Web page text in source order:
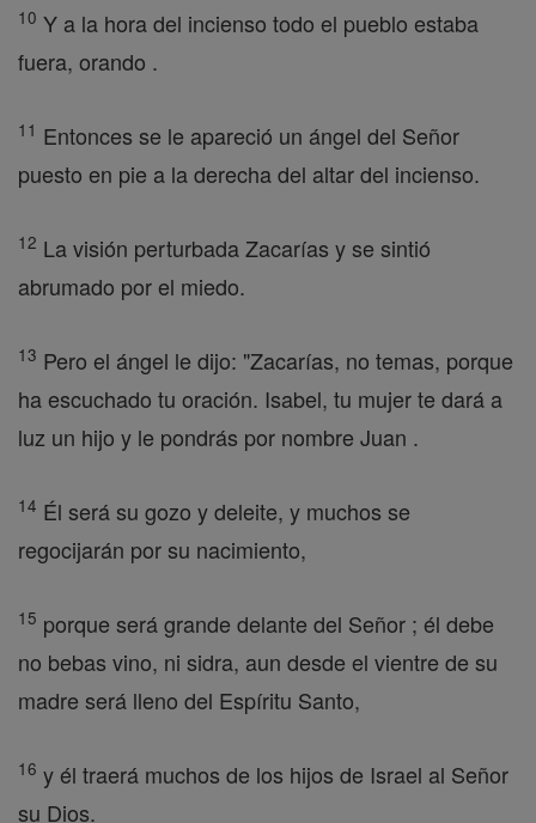
10 Y a la hora del incienso todo el pueblo estaba
fuera, orando .
11 Entonces se le apareció un ángel del Señor
puesto en pie a la derecha del altar del incienso.
12 La visión perturbada Zacarías y se sintió
abrumado por el miedo.
13 Pero el ángel le dijo: "Zacarías, no temas, porque
ha escuchado tu oración. Isabel, tu mujer te dará a
luz un hijo y le pondrás por nombre Juan .
14 Él será su gozo y deleite, y muchos se
regocijarán por su nacimiento,
15 porque será grande delante del Señor ; él debe
no bebas vino, ni sidra, aun desde el vientre de su
madre será lleno del Espíritu Santo,
16 y él traerá muchos de los hijos de Israel al Señor
su Dios.